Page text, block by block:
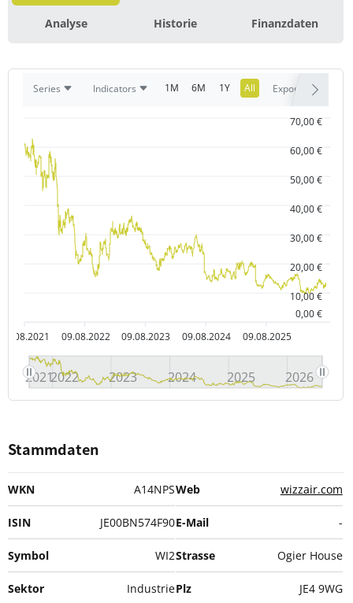
Analyse Historie Finanzdaten
Series Indicators 1M 6M 1Y All Export
09.08.2021 09.08.2022 09.08.2023 09.08.2024 09.08.2025
0,00 €
10,00 €
20,00 €
30,00 €
40,00 €
50,00 €
60,00 €
70,00 €
20212022 2023 2024 2025 2026
Stammdaten
WKN A14NPS
ISIN JE00BN574F90
Symbol WI2
Sektor Industrie
Web wizzair.com
E-Mail -
Strasse Ogier House
Plz JE4 9WG